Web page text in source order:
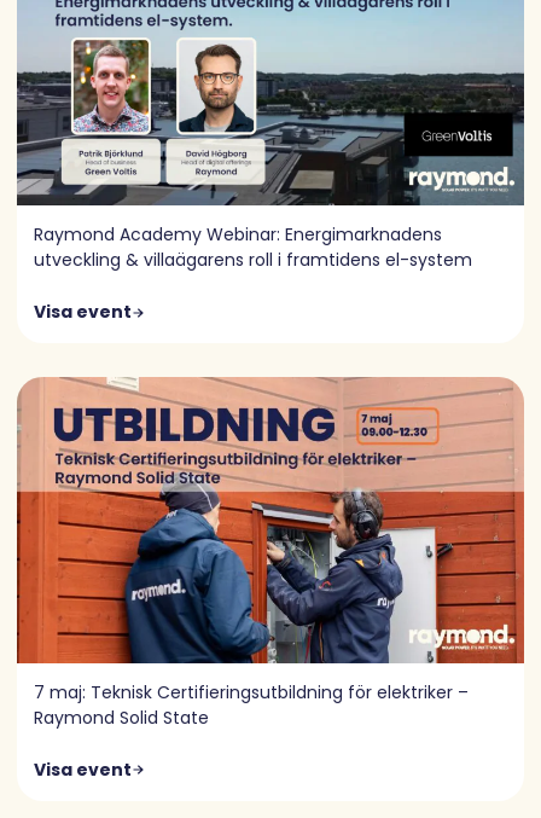
Raymond Academy Webinar: Energimarknadens
utveckling & villaägarens roll i framtidens el-system
Visa event
7 maj: Teknisk Certifieringsutbildning för elektriker –
Raymond Solid State
Visa event